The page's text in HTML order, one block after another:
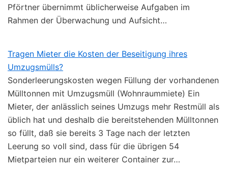
Pförtner übernimmt üblicherweise Aufgaben im
Rahmen der Überwachung und Aufsicht…
Tragen Mieter die Kosten der Beseitigung ihres
Umzugsmülls?
Sonderleerungskosten wegen Füllung der vorhandenen
Mülltonnen mit Umzugsmüll (Wohnraummiete) Ein
Mieter, der anlässlich seines Umzugs mehr Restmüll als
üblich hat und deshalb die bereitstehenden Mülltonnen
so füllt, daß sie bereits 3 Tage nach der letzten
Leerung so voll sind, dass für die übrigen 54
Mietparteien nur ein weiterer Container zur…